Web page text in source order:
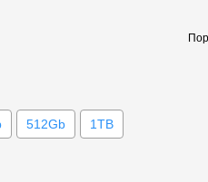
512Gb 1TB